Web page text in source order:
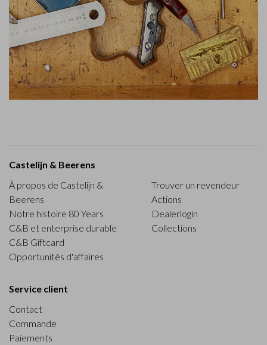
Castelijn & Beerens
À propos de Castelijn &
Beerens
Notre histoire 80 Years
C&B et enterprise durable
C&B Giftcard
Opportunités d'affaires
Trouver un revendeur
Actions
Dealerlogin
Collections
Service client
Contact
Commande
Paiements